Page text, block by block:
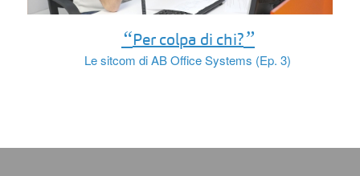
“Per colpa di chi?”
Le sitcom di AB Office Systems (Ep. 3)